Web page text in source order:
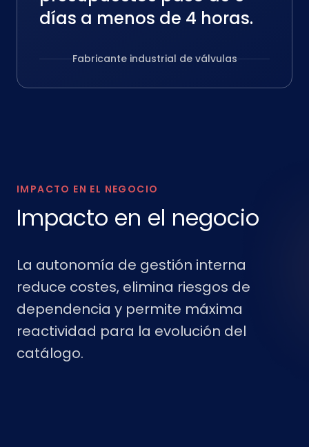
días a menos de 4 horas.
Fabricante industrial de válvulas
IMPACTO EN EL NEGOCIO
Impacto en el negocio
La autonomía de gestión interna
reduce costes, elimina riesgos de
dependencia y permite máxima
reactividad para la evolución del
catálogo.